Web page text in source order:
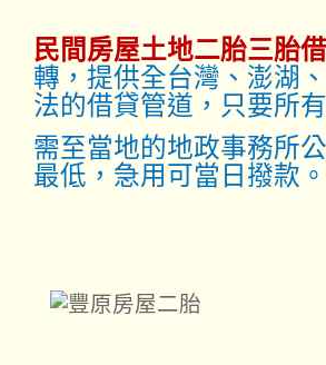
民間房屋土地二胎三胎
轉，提供全台灣、澎湖
法的借貸管道，只要所
需至當地的地政事務所
最低，急用可當日撥款。